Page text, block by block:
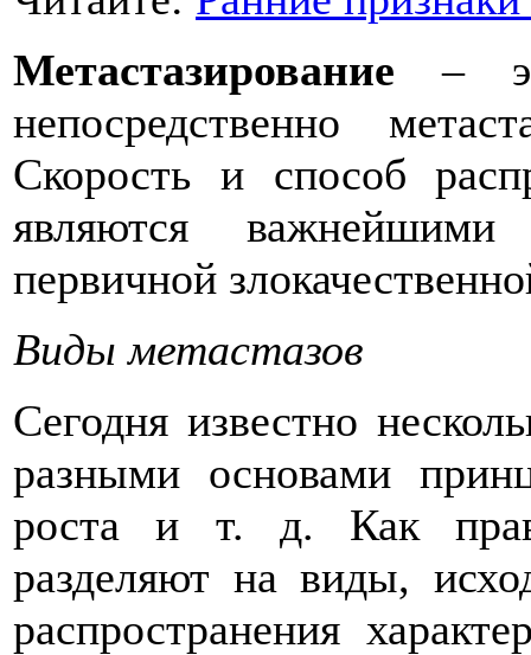
Метастазирование –
непосредственно
Скорость и способ
являются важнейшими
первичной
Виды метастазов
Сегодня известно
разными основами
роста и т. д. Как
разделяют на виды,
распространения